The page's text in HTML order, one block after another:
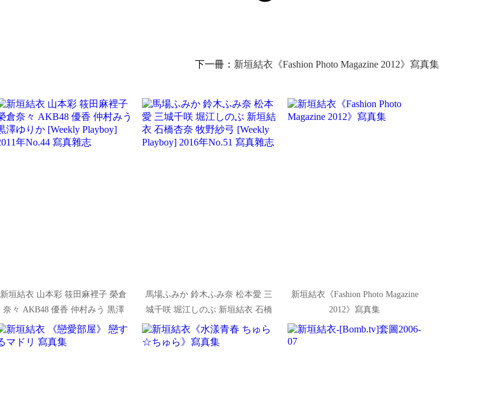
下一冊： 新垣結衣《Fashion Photo Magazine 2012》寫真集
新垣結衣 山本彩 筱田麻裡子 榮倉
奈々 AKB48 優香 仲村みう 黒澤
ゆりか [Weekly Playboy] 2011年
No.44 寫真雜志
馬場ふみか 鈴木ふみ奈 松本愛 三
城千咲 堀江しのぶ 新垣結衣 石橋
杏奈 牧野紗弓 [Weekly Playboy]
2016年No.51 寫真雜志
新垣結衣《Fashion Photo Magazine
2012》寫真集